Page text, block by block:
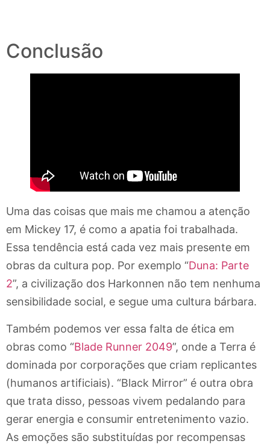
Conclusão
Uma das coisas que mais me chamou a atenção
em Mickey 17, é como a apatia foi trabalhada.
Essa tendência está cada vez mais presente em
obras da cultura pop. Por exemplo “Duna: Parte
2”, a civilização dos Harkonnen não tem nenhuma
sensibilidade social, e segue uma cultura bárbara.
Também podemos ver essa falta de ética em
obras como “Blade Runner 2049”, onde a Terra é
dominada por corporações que criam replicantes
(humanos artificiais). “Black Mirror” é outra obra
que trata disso, pessoas vivem pedalando para
gerar energia e consumir entretenimento vazio.
As emoções são substituídas por recompensas